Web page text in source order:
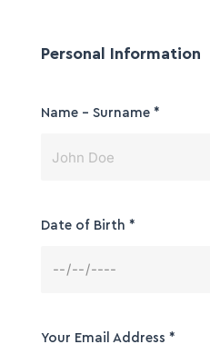
Personal Information
Name - Surname *
Date of Birth *
Your Email Address *